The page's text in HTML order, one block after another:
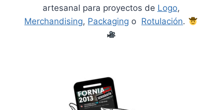
artesanal para proyectos de Logo,
Merchandising, Packaging o Rotulación.